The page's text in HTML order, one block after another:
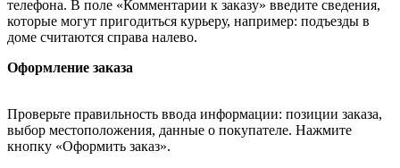
телефона. В поле «Комментарии к заказу» введите сведения,
которые могут пригодиться курьеру, например: подъезды в
доме считаются справа налево.
Оформление заказа
Проверьте правильность ввода информации: позиции заказа,
выбор местоположения, данные о покупателе. Нажмите
кнопку «Оформить заказ».